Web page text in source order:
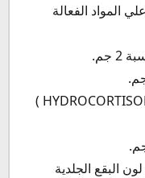
المواد الفعالة
هيدروكورتيزون أسيتات (HYDROCORTISONE ACETATE )
البقع الجلدية